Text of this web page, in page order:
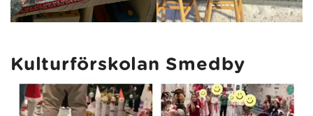
Kulturförskolan Smedby